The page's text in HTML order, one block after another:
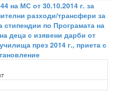
на МС от 30.10.2014 г. за
разходи/трансфери за
стипендии по Програмата на
деца с изявени дарби от
през 2014 г., приета с